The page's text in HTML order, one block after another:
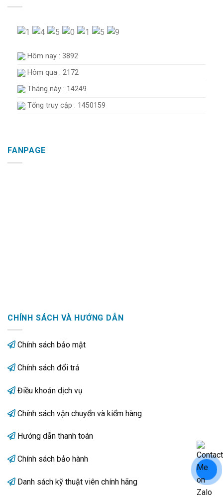
Hôm nay : 3892
Hôm qua : 2172
Tháng này : 14249
Tổng truy cập : 1450159
FANPAGE
CHÍNH SÁCH VÀ HƯỚNG DẪN
Chính sách bảo mật
Chính sách đổi trả
Điều khoản dịch vụ
Chính sách vận chuyển và kiểm hàng
Hướng dẫn thanh toán
Chính sách bảo hành
Danh sách kỹ thuật viên chính hãng